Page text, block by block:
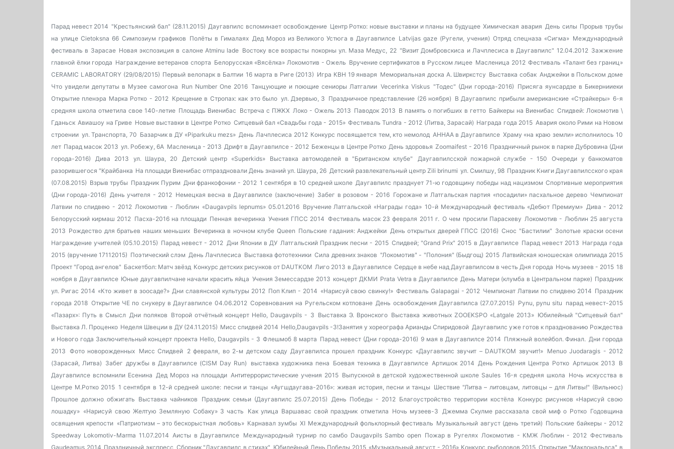
Парад невест 2014 "Крестьянский бал" (28.11.2015) Даугавпилс вспоминает освобождение Центр Ротко: новые выставки и планы на будущее Химическая авария День силы Прорыв трубы
на улице Cietoksna 66 Симпозиум графиков Полёты в Гималаях Дед Мороз из Великого Устюга в Даугавпилсе Latvijas gaze (Ругели, учения) Отряд спецназа «Сигма» Международный
фестиваль в Зарасае Новая экспозиция в салоне Atminu lade Востоку все возрасты покорны ул. Маза Медус, 22 "Визит Домбровскиса и Лачплесиса в Даугавпилс" 12.04.2012 Зажжение
главной ёлки города Награждение ветеранов спорта Белорусская «Вясёлка» Локомотив - Ожель Вручение сертификатов в Русском лицее Масленица 2012 Фестиваль «Талант без границ»
CERAMIC LABORATORY (29/08/2015) Первый велопарк в Балтии 16 марта в Риге (2013) Игра КВН 19 января Мемориальная доска А. Швиркстсу Выставка собак Анджейки в Польском доме
Что увидели депутаты в Музее самогона Run Number One 2016 Танцующие и поющие сениоры Латгалии Vecerinka Viskus "Тодес" (Дни города-2016) Присяга яунсардзе в Бикернииеки
Открытие пленэра Марка Ротко - 2012 Крещение в Стропах: как это было ул. Дзервью, 3 Праздничное представление (26 ноября) В Даугавпилс прибыли американские «Страйкеры» 6-я
средняя школа отметила свое 140-летие Площадь Виенибас Встреча с ПЖКХ Локо - Ожель 2013 Паводок 2013 В память о погибших в гетто Байкеры на Виенибас Спидвей: Локомотив \
Гданьск Авиашоу на Гриве Новые выставки в Центре Ротко Ситцевый бал «Свадьбы года - 2015» Фестиваль Tundra - 2012 (Литва, Зарасай) Награда года 2015 Авария около Рими на Новом
строении ул. Транспорта, 70 Базарчик в ДУ «Piparkuku mezs» День Лачплесиса 2012 Конкурс посвящается тем, кто немолод AHHAA в Даугавпилсе Храму «на краю земли» исполнилось 10
лет Парад масок 2013 ул. Робежу, 6А Масленица - 2013 Дрифт в Даугавпилсе - 2012 Беженцы в Центре Ротко День здоровья Zoomaifest - 2016 Праздничный рынок в парке Дубровина (Дни
города-2016)
Дива 2013 ул. Шаура, 20 Детский центр «Superkids» Выставка автомоделей в "Британском клубе" Даугавпилсской пожарной службе - 150
Очереди у банкоматов
разорившегося "Крайбанка На площади Виенибас отпраздновали День знанийул. Шаура, 26 Детский развлекательный центр Zili brinumi ул. Смилшу, 98 Праздник Книги Даугавпилсского края
(07.08.2015) Взрыв трубы Праздник Пурим Дни франкофонии - 2012 1 сентября в 10 средней школе Даугавпилс празднует 71-ю годовщину победы над нацизмом Спортивные мероприятия
(Дни города-2016) День учителя - 2012 Немецкая весна в Даугавпилсе (заключение) Забег в розовом - 2016 Горожане и Латгальская партия «посадили» пасхальное дерево Чемпионат
Латвии по спидвею - 2012 Локомотив - Люблин «Daugavpils lepnums» 05.01.2016 Вручение Латгальской «Награды года» 10-й Международный фестиваль «Дебют Премиум» Дива - 2012
Белорусский кирмаш 2012 Пасха-2016 на площади Пенная вечеринка Учения ГПСС 2014 Фестиваль масок 23 февраля 2011 г. О чем просили Параскеву Локомотив - Люблин 25 августа
2013 Рождество для братьев наших меньших Вечеринка в ночном клубе Queen Польские гадания: Анджейки День открытых дверей ГПСС (2016) Снос "Бастилии" Золотые краски осени
Награждение учителей (05.10.2015) Парад невест - 2012 Дни Японии в ДУ Латгальский Праздник песни - 2015 Спидвей; "Grand Prix" 2015 в Даугавпилсе Парад невест 2013 Награда года
2015 (вручение 17112015) Поэтический слэм День Лачплесиса Выставка фототехники Сила древних знаков "Локомотив" - "Полония" (Быдгощ) 2015 Латвийская юношеская олимпиада 2015
Проект "Город ангелов" Баскетбол: Матч звёзд Конкурс детских рисунков от DAUTKOM Лиго 2013 в Даугавпилсе Сердце в небе над Даугавпилсом в честь Дня города Ночь музеев - 2015 18
ноября в Даугавпилсе Юные даугавпилчане начали красить яйца Учения Земессардзе 2013 концерт ДКМИ Prata Vetra в Даугавпилсе День Матери (клумба в Центральном парке) Праздник
ул. Ригас 2014 «Кто живет в зоосаде?» Дни славянской культуры 2012 Поп Клип - 2014 «Нарисуй свою свинку!» Фестиваль Galapagai - 2012 Чемпионат Латвии по спидвею 2014 Праздник
города 2018 Открытие ЧЕ по снукеру в Даугавпилсе 04.06.2012 Соревнования на Ругельском котловане День освобождения Даугавпилса (27.07.2015) Pynu, pynu situ парад невест-2015
«Пазарх»: Путь в Смысл Дни поляков Второй отчётный концерт Hello, Daugavpils - 3 Выставка Э. Вронского Выставка животных ZOOEKSPO «Latgale 2013» Юбилейный "Ситцевый бал"
Выставка Л. Проценко Неделя Швеции в ДУ (24.11.2015) Мисс спидвей 2014 Hello,Daugavpils -3!Занятия у хореографа Арианды Спиридовой Даугавпилс уже готов к празднованию Рождества
и Нового года Заключительный концерт проекта Hello, Daugavpils - 3 Флешмоб 8 марта Парад невест (Дни города-2016) 9 мая в Даугавпилсе 2014 Пляжный волейбол. Финал. Дни города
2013 Фото новорожденных Мисс Спидвей 2 февраля, во 2-м детском саду Даугавпилса прошел праздник Конкурс «Даугавпилс звучит – DAUTKOM звучит!»
Menuo Juodaragis - 2012
(Зарасай, Литва) Забег дружбы в Даугавпилсе (CISM Day Run) выставка художника пена Боевая техника в Даугавпилсе Артишок 2014 День Рождения Центра Ротко Артишок 2013 В
Даугавпилсе вспомнили Есенина Дед Мороз на площади Антитеррористические учения 2015 Выпускной в детской художественной школе Saules 16-я средняя школа Ночь искусства в
Центре М.Ротко 2015 1 сентября в 12-й средней школе: песни и танцы «Аугшдаугава-2016»: живая история, песни и танцы Шествие "Литва – литовцам, литовцы – для Литвы!" (Вильнюс)
Прошлое должно обжигать Выставка чайников Праздник семьи (Даугавпилс 25.07.2015) День Победы - 2012 Благоустройство территории костёла
Конкурс рисунков «Нарисуй свою
лошадку» «Нарисуй свою Желтую Земляную Собаку» 3 часть Как улица Варшавас свой праздник отметила Ночь музеев-3 Джемма Скулме рассказала свой миф о Ротко Годовщина
освящения крепости «Патриотизм – это бескорыстная любовь» Карнавал зумбы XI Международный фольклорный фестиваль Музыкальный август (день третий) Польские байкеры - 2012
Speedway Lokomotiv-Marma 11.07.2014 Аисты в Даугавпилсе Международный турнир по самбо Daugavpils Sambo open Пожар в Ругелях Локомотив - КМЖ Люблин - 2012 Фестиваль
Gaudeamus 2014 Праздничный экспресс Сборник "Даугавпилс в стихах" Юбилейный День Победы 2015 «Музыкальный август - 2016» Конкурс рыболовов 2015 Открытие "Макдональдса" в